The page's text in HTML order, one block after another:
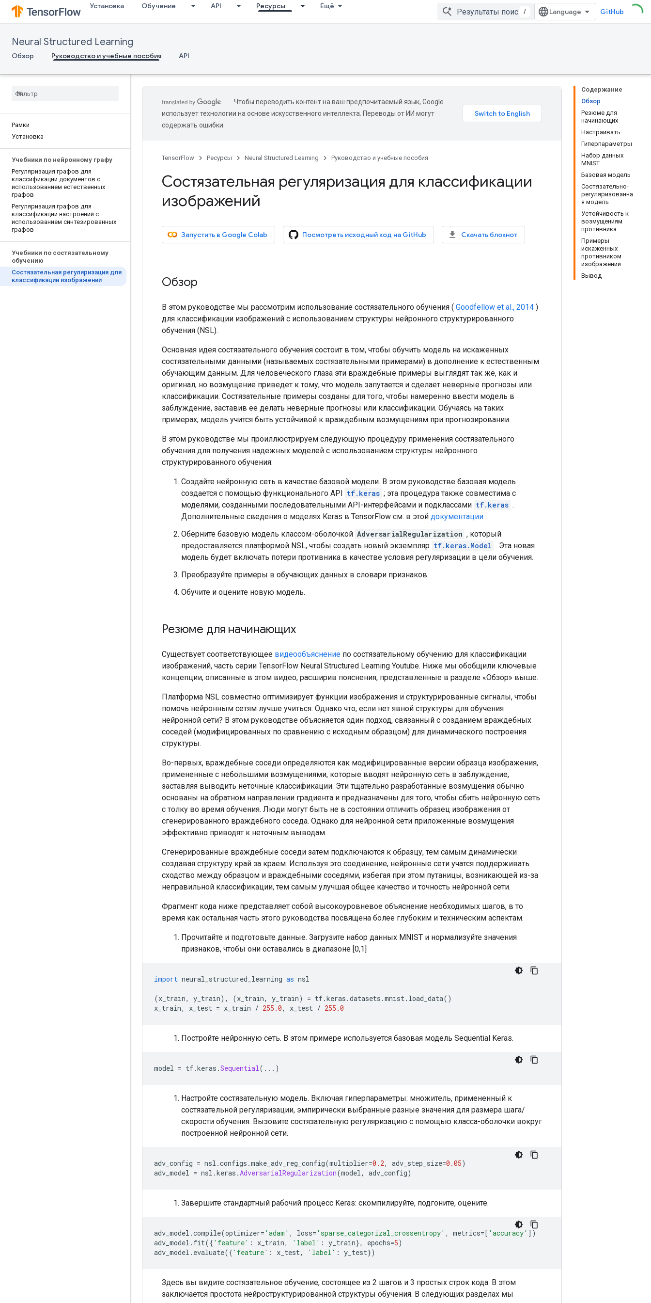
Установка Обучение API Ресурсы Ещё
/ GitHub
Neural Structured Learning
Обзор Руководство и учебные пособия API
Рамки
Установка
Учебники по нейронному графу
Регуляризация графов для
классификации документов с
использованием естественных
графов
Регуляризация графов для
классификации настроений с
использованием синтезированных
графов
Учебники по состязательному
обучению
Состязательная регуляризация для
классификации изображений
Содержание
Обзор
Резюме для
начинающих
Настраивать
Гиперпараметры
Набор данных
MNIST
Базовая модель
Состязательно-
регуляризованна
я модель
Устойчивость к
возмущениям
противника
Примеры
искаженных
противником
изображений
Вывод
Чтобы переводить контент на ваш предпочитаемый язык, Google
использует технологии на основе искусственного интеллекта. Переводы от ИИ могут
содержать ошибки.
TensorFlow Ресурсы Neural Structured Learning Руководство и учебные пособия
Состязательная регуляризация для классификации
изображений
Запустить в Google Colab Посмотреть исходный код на GitHub Скачать блокнот
Обзор
В этом руководстве мы рассмотрим использование состязательного обучения ( Goodfellow et al., 2014 )
для классификации изображений с использованием структуры нейронного структурированного
обучения (NSL).
Основная идея состязательного обучения состоит в том, чтобы обучить модель на искаженных
состязательными данными (называемых состязательными примерами) в дополнение к естественным
обучающим данным. Для человеческого глаза эти враждебные примеры выглядят так же, как и
оригинал, но возмущение приведет к тому, что модель запутается и сделает неверные прогнозы или
классификации. Состязательные примеры созданы для того, чтобы намеренно ввести модель в
заблуждение, заставив ее делать неверные прогнозы или классификации. Обучаясь на таких
примерах, модель учится быть устойчивой к враждебным возмущениям при прогнозировании.
В этом руководстве мы проиллюстрируем следующую процедуру применения состязательного
обучения для получения надежных моделей с использованием структуры нейронного
структурированного обучения:
Создайте нейронную сеть в качестве базовой модели. В этом руководстве базовая модель
создается с помощью функционального API tf.keras ; эта процедура также совместима с
моделями, созданными последовательными API-интерфейсами и подклассами tf.keras .
Дополнительные сведения о моделях Keras в TensorFlow см. в этой документации .
Оберните базовую модель классом-оболочкой AdversarialRegularization , который
предоставляется платформой NSL, чтобы создать новый экземпляр tf.keras.Model . Эта новая
модель будет включать потери противника в качестве условия регуляризации в цели обучения.
Преобразуйте примеры в обучающих данных в словари признаков.
Обучите и оцените новую модель.
Резюме для начинающих
Существует соответствующее видеообъяснение по состязательному обучению для классификации
изображений, часть серии TensorFlow Neural Structured Learning Youtube. Ниже мы обобщили ключевые
концепции, описанные в этом видео, расширив пояснения, представленные в разделе «Обзор» выше.
Платформа NSL совместно оптимизирует функции изображения и структурированные сигналы, чтобы
помочь нейронным сетям лучше учиться. Однако что, если нет явной структуры для обучения
нейронной сети? В этом руководстве объясняется один подход, связанный с созданием враждебных
соседей (модифицированных по сравнению с исходным образцом) для динамического построения
структуры.
Во-первых, враждебные соседи определяются как модифицированные версии образца изображения,
примененные с небольшими возмущениями, которые вводят нейронную сеть в заблуждение,
заставляя выводить неточные классификации. Эти тщательно разработанные возмущения обычно
основаны на обратном направлении градиента и предназначены для того, чтобы сбить нейронную сеть
с толку во время обучения. Люди могут быть не в состоянии отличить образец изображения от
сгенерированного враждебного соседа. Однако для нейронной сети приложенные возмущения
эффективно приводят к неточным выводам.
Сгенерированные враждебные соседи затем подключаются к образцу, тем самым динамически
создавая структуру край за краем. Используя это соединение, нейронные сети учатся поддерживать
сходство между образцом и враждебными соседями, избегая при этом путаницы, возникающей из-за
неправильной классификации, тем самым улучшая общее качество и точность нейронной сети.
Фрагмент кода ниже представляет собой высокоуровневое объяснение необходимых шагов, в то
время как остальная часть этого руководства посвящена более глубоким и техническим аспектам.
Прочитайте и подготовьте данные. Загрузите набор данных MNIST и нормализуйте значения
признаков, чтобы они оставались в диапазоне [0,1]
import neural_structured_learning as nsl
(x_train, y_train), (x_train, y_train) = tf.keras .datasets .mnist. load_data()
x_train, x_test = x_train / 255.0, x_test / 255.0
Постройте нейронную сеть. В этом примере используется базовая модель Sequential Keras.
model = tf.keras .Sequential(...)
Настройте состязательную модель. Включая гиперпараметры: множитель, примененный к
состязательной регуляризации, эмпирически выбранные разные значения для размера шага/
скорости обучения. Вызовите состязательную регуляризацию с помощью класса-оболочки вокруг
построенной нейронной сети.
adv_config = nsl .configs .make_adv_reg_config(multiplier=0.2, adv_step_size=0.05)
adv_model = nsl .keras .AdversarialRegularization(model, adv_config)
Завершите стандартный рабочий процесс Keras: скомпилируйте, подгоните, оцените.
adv_model .compile(optimizer= 'adam' , loss= 'sparse_categorizal_crossentropy' , metrics=[ 'accuracy' ])
adv_model . fit({ 'feature' : x_train, 'label' : y_train}, epochs=5)
adv_model . evaluate({ 'feature' : x_test, 'label' : y_test})
Здесь вы видите состязательное обучение, состоящее из 2 шагов и 3 простых строк кода. В этом
заключается простота нейроструктурированной структуры обучения. В следующих разделах мы